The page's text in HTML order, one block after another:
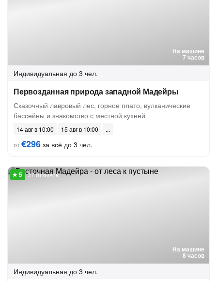
На машине
7 часов
Индивидуальная до 3 чел.
Первозданная природа западной Мадейры
Сказочный лавровый лес, горное плато, вулканические
бассейны и знакомство с местной кухней
14 авг в 10:00
15 авг в 10:00
от€296 за всё до 3 чел.
На машине
8 часов
37 отзывов
Индивидуальная до 3 чел.